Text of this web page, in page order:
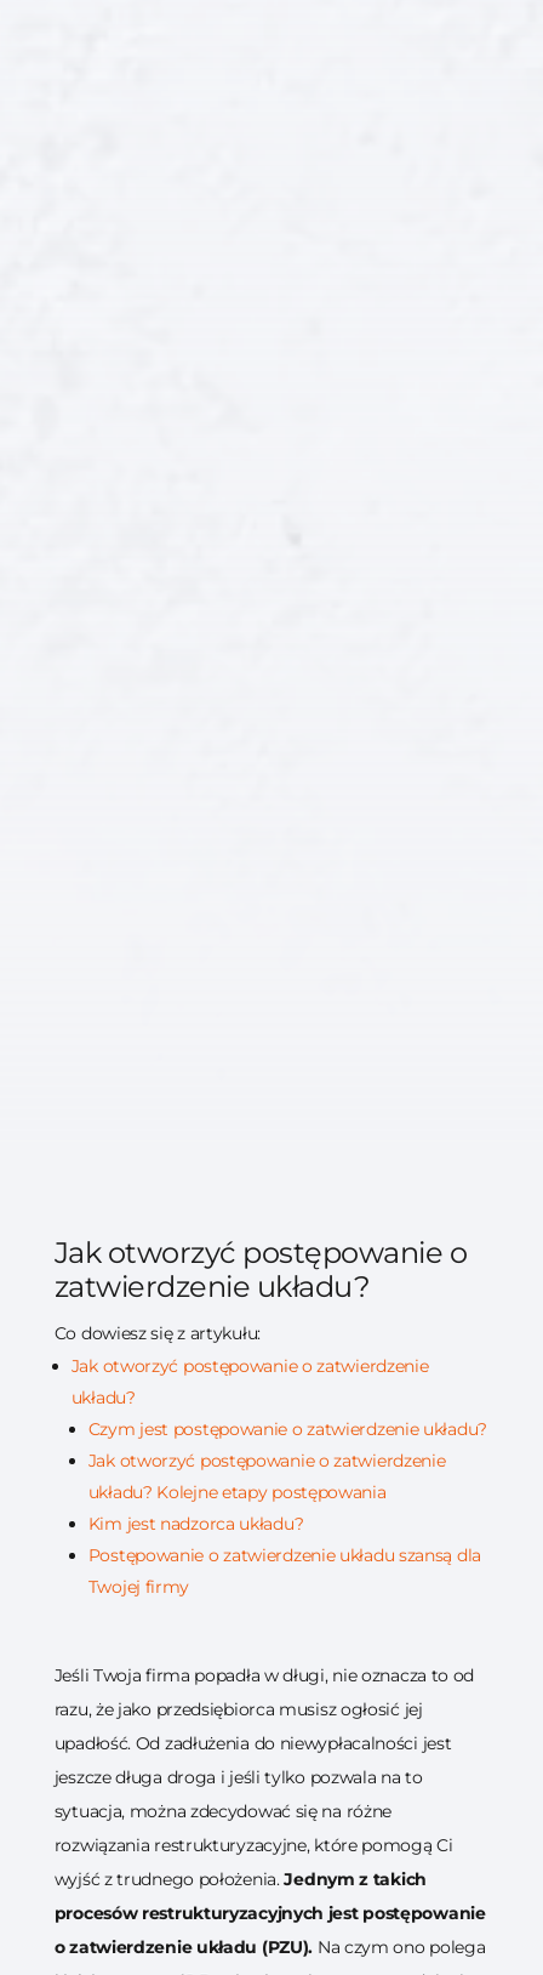
Jak otworzyć postępowanie o
zatwierdzenie układu?
Co dowiesz się z artykułu:
Jak otworzyć postępowanie o zatwierdzenie
układu?
Czym jest postępowanie o zatwierdzenie układu?
Jak otworzyć postępowanie o zatwierdzenie
układu? Kolejne etapy postępowania
Kim jest nadzorca układu?
Postępowanie o zatwierdzenie układu szansą dla
Twojej firmy
Jeśli Twoja firma popadła w długi, nie oznacza to od
razu, że jako przedsiębiorca musisz ogłosić jej
upadłość. Od zadłużenia do niewypłacalności jest
jeszcze długa droga i jeśli tylko pozwala na to
sytuacja, można zdecydować się na różne
rozwiązania restrukturyzacyjne, które pomogą Ci
wyjść z trudnego położenia.Jednym z takich
procesów restrukturyzacyjnych jest postępowanie
o zatwierdzenie układu (PZU). Na czym ono polega